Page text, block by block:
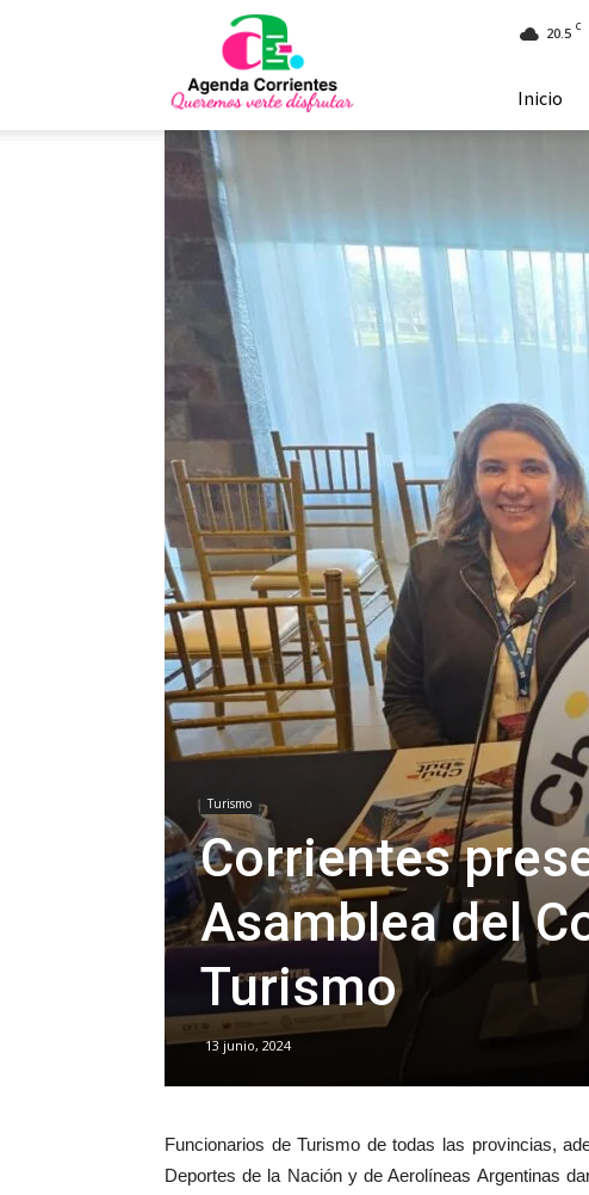
Corrientes
20.5 C
Inicio
Turismo
Corrientes
Asamblea del
Turismo
13 junio, 2024
Funcionarios de Turismo de todas las provincias,
Deportes de la Nación y de Aerolíneas Argentinas